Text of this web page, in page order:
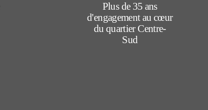
Plus de 35 ans
d'engagement au cœur
du quartier Centre-
Sud